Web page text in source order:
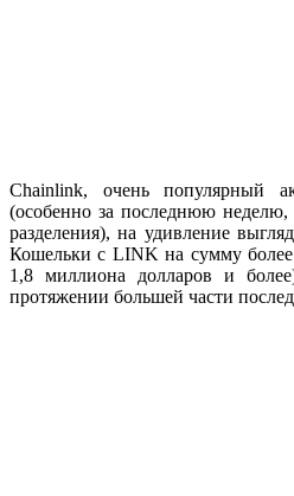
Chainlink, очень популярный
(особенно за последнюю
разделения), на удивление
Кошельки с LINK на сумму более
1,8 миллиона долларов и
протяжении большей части